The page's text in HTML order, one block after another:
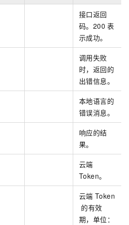
接口返回
码。200 表
示成功。
调用失败
时，返回的
出错信息。
本地语言的
错误消息。
响应的结
果。
云端
Token。
云端 Token
的有效
期，单位：